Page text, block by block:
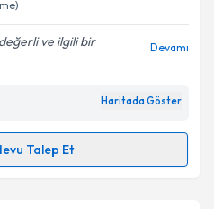
ve ilgili bir
Devamı
Haritada Göster
Talep Et